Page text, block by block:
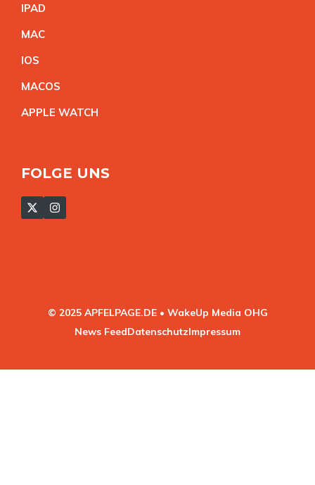
IPAD
MAC
IOS
MACOS
APPLE WATCH
FOLGE UNS
© 2025 APFELPAGE.DE • WakeUp Media OHG
News FeedDatenschutzImpressum